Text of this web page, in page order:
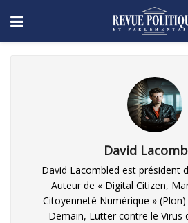
David
David Lacombled est président
Auteur de « Digital Citizen,
Citoyenneté Numérique » (Plon)
Demain, Lutter contre le Virus